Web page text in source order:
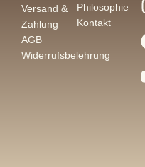
Versand &
Zahlung
AGB
Widerrufsbelehrung
Philosophie
Kontakt